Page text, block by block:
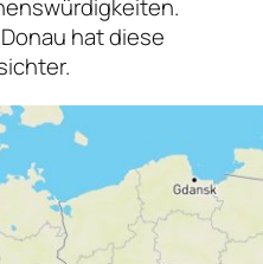
hat diese